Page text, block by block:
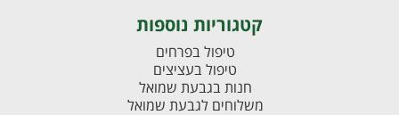
קטגוריות נוספות
טיפול בפרחים
טיפול בעציצים
חנות בגבעת שמואל
משלוחים לגבעת שמואל